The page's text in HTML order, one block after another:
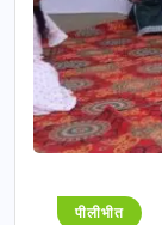
पीलीभीत